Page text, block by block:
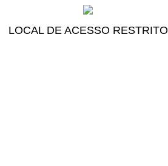
LOCAL DE ACESSO RESTRITO